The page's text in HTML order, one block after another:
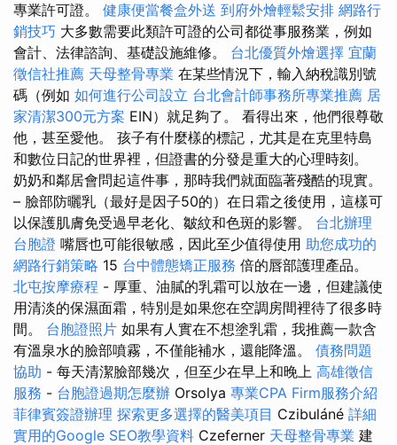
專業許可證。 健康便當餐盒外送 到府外燴輕鬆安排 網路行
銷技巧 大多數需要此類許可證的公司都從事服務業，例如
會計、法律諮詢、基礎設施維修。 台北優質外燴選擇 宜蘭
徵信社推薦 天母整骨專業 在某些情況下，輸入納稅識別號
碼（例如 如何進行公司設立 台北會計師事務所專業推薦 居
家清潔300元方案 EIN）就足夠了。 看得出來，他們很尊敬
他，甚至愛他。 孩子有什麼樣的標記，尤其是在克里特島
和數位日記的世界裡，但證書的分發是重大的心理時刻。
奶奶和鄰居會問起這件事，那時我們就面臨著殘酷的現實。
– 臉部防曬乳（最好是因子50的）在日霜之後使用，這樣可
以保護肌膚免受過早老化、皺紋和色斑的影響。 台北辦理
台胞證 嘴唇也可能很敏感，因此至少值得使用 助您成功的
網路行銷策略 15 台中體態矯正服務 倍的唇部護理產品。
北屯按摩療程 - 厚重、油膩的乳霜可以放在一邊，但建議使
用清淡的保濕面霜，特別是如果您在空調房間裡待了很多時
間。 台胞證照片 如果有人實在不想塗乳霜，我推薦一款含
有溫泉水的臉部噴霧，不僅能補水，還能降溫。 債務問題
協助 - 每天清潔臉部幾次，但至少在早上和晚上 高雄徵信
服務 - 台胞證過期怎麼辦 Orsolya 專業CPA Firm服務介紹
菲律賓簽證辦理 探索更多選擇的醫美項目 Czibuláné 詳細
實用的Google SEO教學資料 Czeferner 天母整骨專業 建